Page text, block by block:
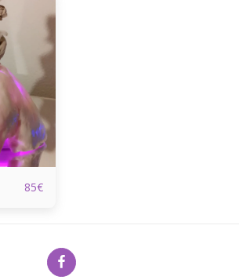
85€